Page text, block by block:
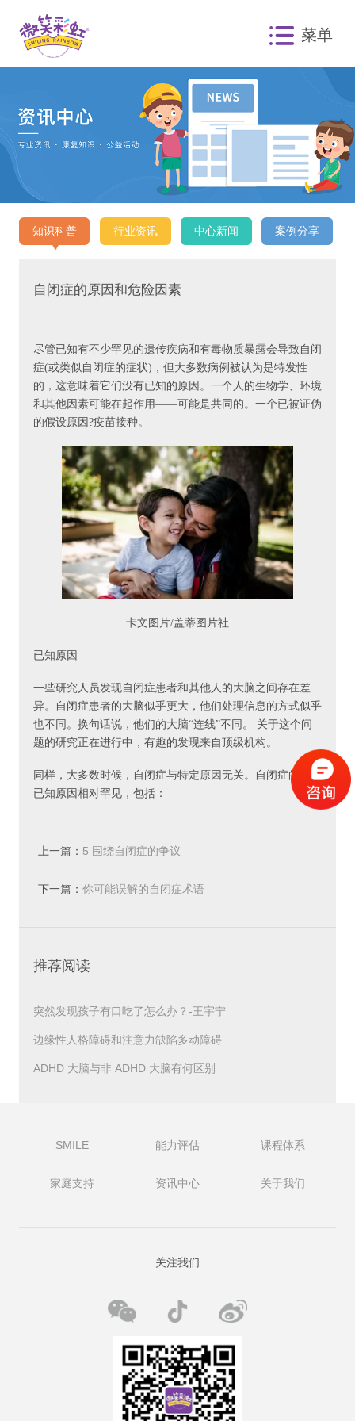
菜单
知识科普 行业资讯 中心新闻 案例分享
自闭症的原因和危险因素
尽管已知有不少罕见的遗传疾病和有毒物质暴露会导致自闭
症(或类似自闭症的症状)，但大多数病例被认为是特发性
的，这意味着它们没有已知的原因。一个人的生物学、环境
和其他因素可能在起作用——可能是共同的。一个已被证伪
的假设原因?疫苗接种。
卡文图片/盖蒂图片社
已知原因
一些研究人员发现自闭症患者和其他人的大脑之间存在差
异。自闭症患者的大脑似乎更大，他们处理信息的方式似乎
也不同。换句话说，他们的大脑“连线”不同。 关于这个问
题的研究正在进行中，有趣的发现来自顶级机构。
同样，大多数时候，自闭症与特定原因无关。自闭症的少数
已知原因相对罕见，包括：
间服用
结节性硬化症(遗传性疾病)
Prader-Willi 综合征(遗传疾病)
研究人员正在进一步探索遗传学、环境和自闭症之间的联
情。医学界已经彻底驳斥了这些理论，尽管一群非常热情的
风险因素
闭症有关，因为他们自己更有可能患有自闭症。
已注意到的其他风险因素：
性别：男孩患自闭症谱系障碍的可能性是女孩的四倍。
上一篇： 5 围绕自闭症的争议
下一篇： 你可能误解的自闭症术语
推荐阅读
突然发现孩子有口吃了怎么办？-王宇宁
边缘性人格障碍和注意力缺陷多动障碍
ADHD 大脑与非 ADHD 大脑有何区别
SMILE 能力评估 课程体系
家庭支持 资讯中心 关于我们
关注我们